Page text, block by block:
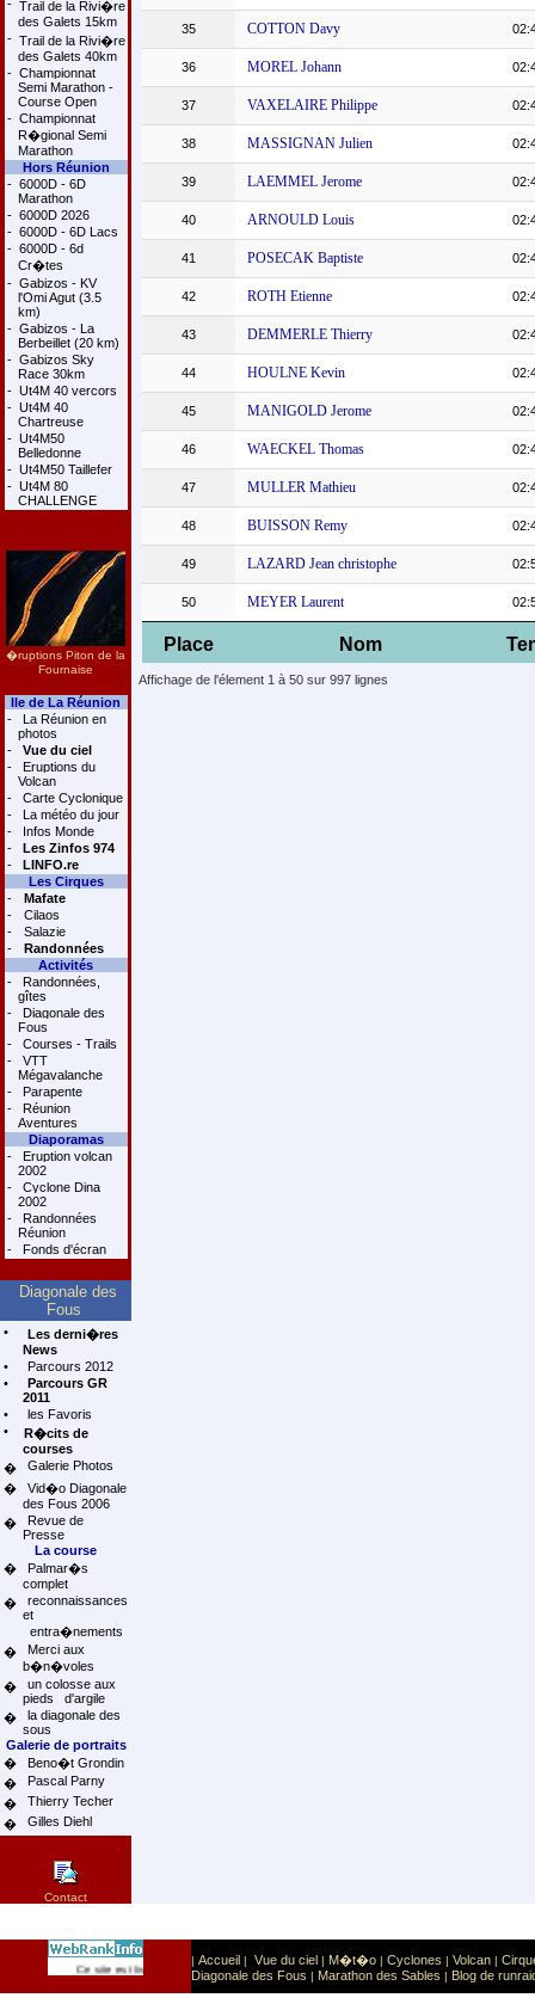
- Trail de la Rivi�re
des Galets 15km
- Trail de la Rivi�re
des Galets 40km
- Championnat
Semi Marathon -
Course Open
- Championnat
R�gional Semi
Marathon
Hors Réunion
- 6000D - 6D
Marathon
- 6000D 2026
- 6000D - 6D Lacs
- 6000D - 6d
Cr�tes
- Gabizos - KV
l'Omi Agut (3.5
km)
- Gabizos - La
Berbeillet (20 km)
- Gabizos Sky
Race 30km
- Ut4M 40 vercors
- Ut4M 40
Chartreuse
- Ut4M50
Belledonne
- Ut4M50 Taillefer
- Ut4M 80
CHALLENGE
�ruptions Piton de la
Fournaise
Ile de La Réunion
-
La Réunion en
photos
-
Vue du ciel
-
Eruptions du
Volcan
-
Carte Cyclonique
-
La météo du jour
-
Infos Monde
-
Les Zinfos 974
-
LINFO.re
Les Cirques
-
Mafate
-
Cilaos
-
Salazie
-
Randonnées
Activités
-
Randonnées,
gîtes
-
Diagonale des
Fous
-
Courses - Trails
-
VTT
Mégavalanche
-
Parapente
-
Réunion
Aventures
Diaporamas
-
Eruption volcan
2002
-
Cyclone Dina
2002
-
Randonnées
Réunion
-
Fonds d'écran
Diagonale des
Fous
•
Les derni�res
News
•
Parcours 2012
•
Parcours GR
2011
•
les Favoris
•
R�cits de
courses
�
Galerie Photos
�
Vid�o Diagonale
des Fous 2006
�
Revue de
Presse
La course
�
Palmar�s
complet
�
reconnaissances
et
entra�nements
�
Merci aux
b�n�voles
�
un colosse aux
pieds d'argile
�
la diagonale des
sous
Galerie de portraits
�
Beno�t Grondin
�
Pascal Parny
�
Thierry Techer
�
Gilles Diehl
Contact
Place Nom
35 COTTON Davy
36 MOREL Johann
37 VAXELAIRE Philippe
38 MASSIGNAN Julien
39 LAEMMEL Jerome
40 ARNOULD Louis
41 POSECAK Baptiste
42 ROTH Etienne
43 DEMMERLE Thierry
44 HOULNE Kevin
45 MANIGOLD Jerome
46 WAECKEL Thomas
47 MULLER Mathieu
48 BUISSON Remy
49 LAZARD Jean christophe
50 MEYER Laurent
Affichage de l'élement 1 à 50 sur 997 lignes
Ce site est list� dans la cat�gorie Sport: Sports extr�mes
| Accueil | Vue du ciel | M�t�o | Cyclones | Volcan |
Diagonale des Fous | Marathon des Sables | Blog de